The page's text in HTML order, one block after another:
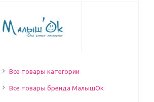
Все товары категории
Все товары бренда МалышОк